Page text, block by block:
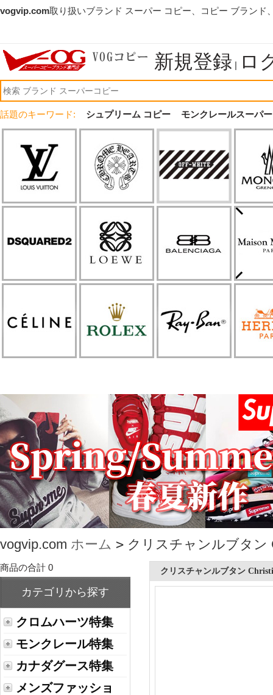
vogvip.com取り扱いブランド スーパー コピー、コピー ブランド
新規登録 | ロ
話題のキーワード: シュプリーム コピー モンクレールスーパ
vogvip.com ホーム > クリスチャンルブタン
商品の合計 0
カテゴリから探す
クロムハーツ特集
モンクレール特集
カナダグース特集
メンズファッショ
クリスチャンルブタン